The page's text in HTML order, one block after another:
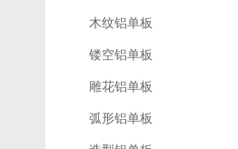
木纹铝单板
镂空铝单板
雕花铝单板
弧形铝单板